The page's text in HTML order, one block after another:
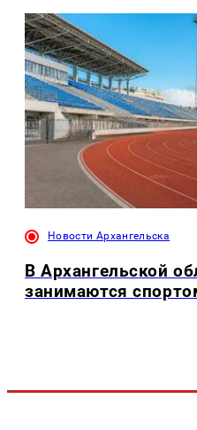
Новости Архангельска
В Архангельской
занимаются